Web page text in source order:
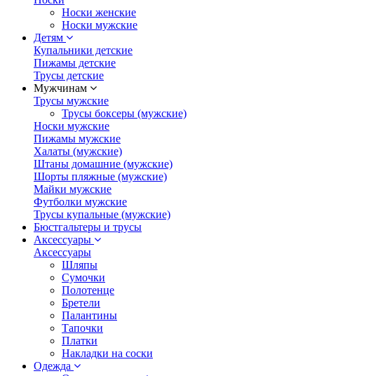
Носки женские
Носки мужские
Детям
Купальники детские
Пижамы детские
Трусы детские
Мужчинам
Трусы мужские
Трусы боксеры (мужские)
Носки мужские
Пижамы мужские
Халаты (мужские)
Штаны домашние (мужские)
Шорты пляжные (мужские)
Майки мужские
Футболки мужские
Трусы купальные (мужские)
Бюстгальтеры и трусы
Аксессуары
Аксессуары
Шляпы
Сумочки
Полотенце
Бретели
Палантины
Тапочки
Платки
Накладки на соски
Одежда